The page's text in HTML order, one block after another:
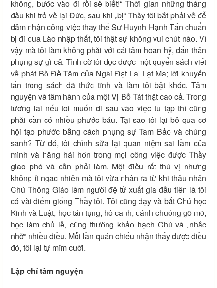
không, bước vào đi rồi sẽ biết!“ Thời gian những tháng
đầu khi trở về lại Đức, sau khi „bị“ Thầy tôi bắt phải về để
đảm nhận công việc thay thế Sư Huynh Hạnh Tấn chuẩn
bị đi qua Lào nhập thất, tôi thật sự không vui chút nào. Vì
vậy mà tôi làm không phải với cái tâm hoan hỷ, dấn thân
phụng sự gì cả. Tình cờ tôi đọc được một quyển sách viết
về phát Bồ Đề Tâm của Ngài Đạt Lai Lạt Ma; lời khuyến
tấn trong sách đã thức tĩnh và làm tôi bật khóc. Tâm
nguyện và tâm hành của một Vị Bồ Tát thật cao cả. Trong
tương lai nếu tôi muốn đi sâu vào việc tu tập thì cũng
phải cần có nhiều phước báu. Tại sao tôi lại bỏ qua cơ
hội tạo phước bằng cách phụng sự Tam Bảo và chúng
sanh? Từ đó, tôi chỉnh sửa lại quan niệm sai lầm của
mình và hăng hái hơn trong mọi công việc được Thầy
giao phó và cần phải làm. Một điều rất thú vị nhưng
không ít ngạc nhiên mà tôi vừa nhận ra từ khi thâu nhận
Chú Thông Giáo làm người đệ tử xuất gia đầu tiên là tôi
có vài điểm giống Thầy tôi. Tôi cũng dạy và bắt Chú học
Kinh và Luật, học tán tụng, hô canh, đánh chuông gõ mõ,
học làm chủ lễ, cũng thường khảo hạch Chú và „nhắc
nhở“ nhiều điều. Mỗi lần quán chiếu nhận thấy được điều
đó, tôi lại tự mĩm cười.
Lập chí tâm nguyện